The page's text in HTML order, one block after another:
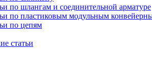
по шлангам и соединительной арматуре
по пластиковым модульным
по цепям
статьи